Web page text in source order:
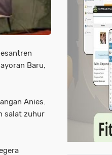
Baru,
Anies.
salat zuhur